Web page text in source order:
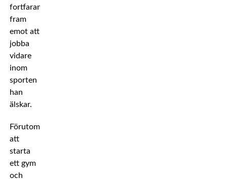
fortfarande
fram
emot att
jobba
vidare
inom
sporten
han
älskar.
Förutom
att
starta
ett gym
och